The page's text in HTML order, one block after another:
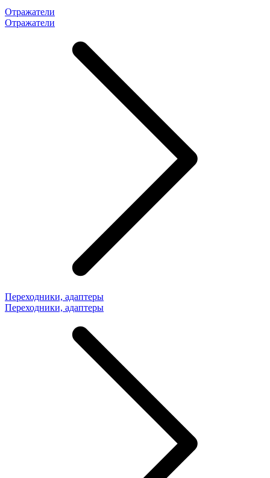
Отражатели
Отражатели
Переходники, адаптеры
Переходники, адаптеры